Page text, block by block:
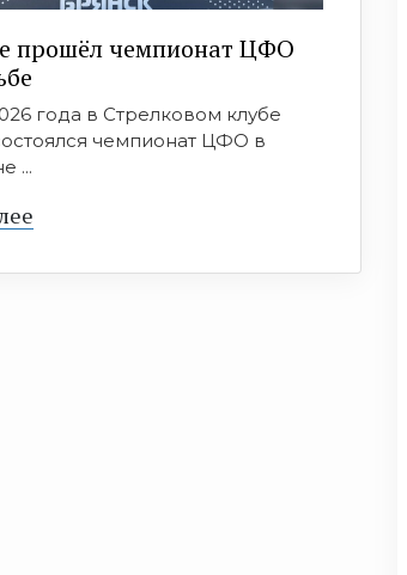
прошёл чемпионат ЦФО
года в Стрелковом клубе
чемпионат ЦФО в
...